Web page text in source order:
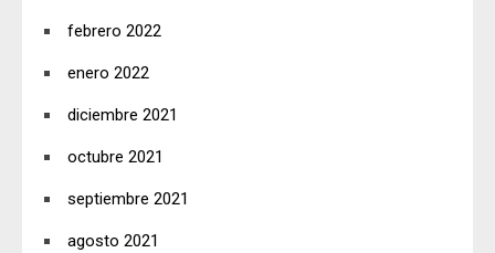
febrero 2022
enero 2022
diciembre 2021
octubre 2021
septiembre 2021
agosto 2021